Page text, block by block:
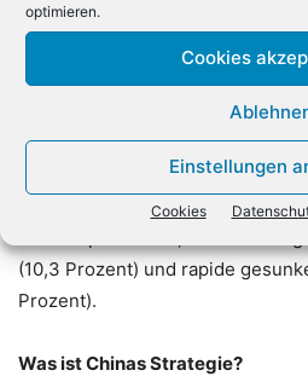
optimieren.
Cookies
Einstellungen
Cookies
So lief der Handel mit
Der Handel mit Deutschland
Chinas Ausfuhren in die
um 11,9 Prozent, die Importe
Prozent ein. Ähnlich entwickelte
der EU, die Wang zufolge
(10,3 Prozent) und rapide
Prozent).
Was ist Chinas Strategie?